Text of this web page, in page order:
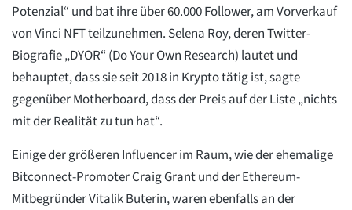
Potenzial“ und bat ihre über 60.000 Follower, am Vorverkauf
von Vinci NFT teilzunehmen. Selena Roy, deren Twitter-
Biografie „DYOR“ (Do Your Own Research) lautet und
behauptet, dass sie seit 2018 in Krypto tätig ist, sagte
gegenüber Motherboard, dass der Preis auf der Liste „nichts
mit der Realität zu tun hat“.
Einige der größeren Influencer im Raum, wie der ehemalige
Bitconnect-Promoter Craig Grant und der Ethereum-
Mitbegründer Vitalik Buterin, waren ebenfalls an der